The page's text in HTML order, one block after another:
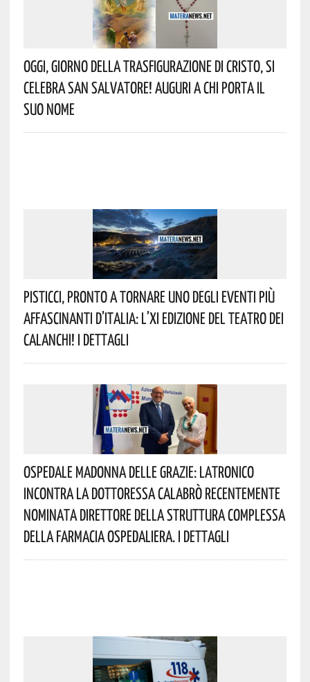
Oggi, Giorno Della Trasfigurazione Di Cristo, Si
Celebra San Salvatore! Auguri A Chi Porta Il
Suo Nome
Pisticci, Pronto A Tornare Uno Degli Eventi Più
Affascinanti D’Italia: L’XI Edizione Del Teatro Dei
Calanchi! I Dettagli
Ospedale Madonna Delle Grazie: Latronico
Incontra La Dottoressa Calabrò Recentemente
Nominata Direttore Della Struttura Complessa
Della Farmacia Ospedaliera. I Dettagli